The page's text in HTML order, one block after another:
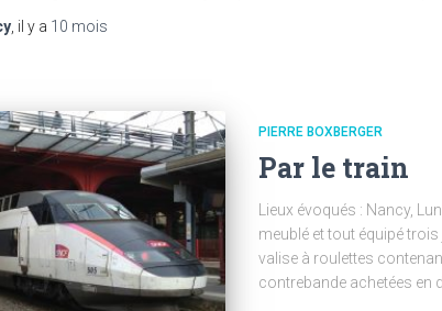
, il y a 10 mois
PIERRE BOXBERGER
Par le train
Lieux évoqués : Nancy,
meublé et tout équipé
valise à roulettes
contrebande achetées en